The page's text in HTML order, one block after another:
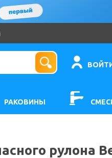
РАКОВИНЫ
рулона